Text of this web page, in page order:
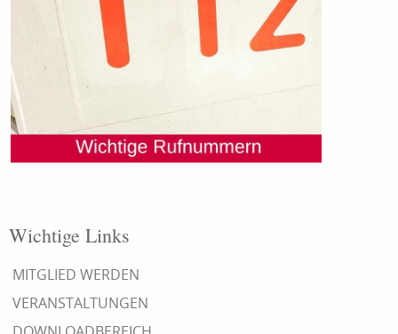
Wichtige Links
MITGLIED WERDEN
VERANSTALTUNGEN